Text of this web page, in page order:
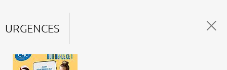
URGENCES